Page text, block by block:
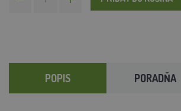
POPIS PORADŇA